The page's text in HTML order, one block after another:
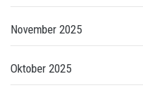
November 2025
Oktober 2025